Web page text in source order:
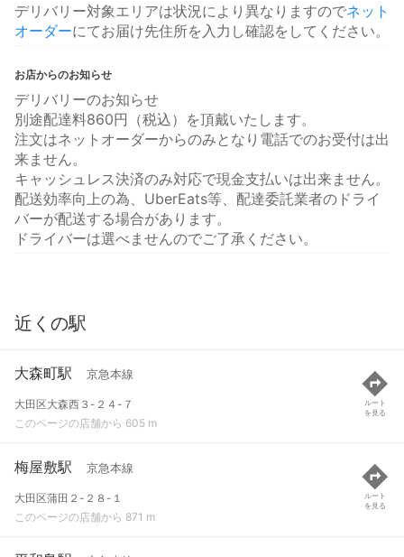
デリバリー対象エリアは状況により異なりますのでネット
オーダーにてお届け先住所を入力し確認をしてください。
お店からのお知らせ
デリバリーのお知らせ
別途配達料860円（税込）を頂戴いたします。
注文はネットオーダーからのみとなり電話でのお受付は出
来ません。
キャッシュレス決済のみ対応で現金支払いは出来ません。
配送効率向上の為、UberEats等、配達委託業者のドライ
バーが配送する場合があります。
ドライバーは選べませんのでご了承ください。
近くの駅
大森町駅 京急本線
大田区大森西３-２４-７
このページの店舗から 605 m
ルート
を見る
梅屋敷駅 京急本線
大田区蒲田２-２８-１
このページの店舗から 871 m
ルート
を見る